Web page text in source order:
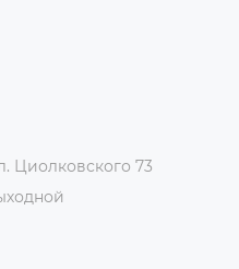
Циолковского 73